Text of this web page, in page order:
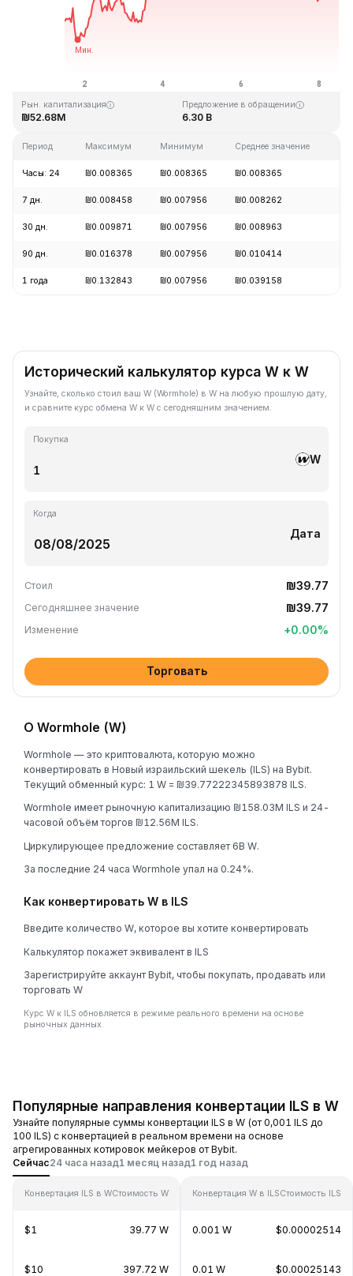
Последнее обновление: 11:15 GMT+0 2026-08-08
Рын. капитализация
₪52.68M
Предложение в обращении
6.30 B
Период Максимум Минимум Среднее значение
Часы: 24 ₪0.008365 ₪0.008365 ₪0.008365
7 дн. ₪0.008458 ₪0.007956 ₪0.008262
30 дн. ₪0.009871 ₪0.007956 ₪0.008963
90 дн. ₪0.016378 ₪0.007956 ₪0.010414
1 года ₪0.132843 ₪0.007956 ₪0.039158
Исторический калькулятор курса W к W
Узнайте, сколько стоил ваш W (Wormhole) в W на любую прошлую дату,
и сравните курс обмена W к W с сегодняшним значением.
Покупка
W
Когда
Дата
Стоил ₪39.77
Сегодняшнее значение ₪39.77
Изменение +0.00%
Торговать
О Wormhole (W)
Wormhole — это криптовалюта, которую можно
конвертировать в Новый израильский шекель (ILS) на Bybit.
Текущий обменный курс: 1 W = ₪39.77222345893878 ILS.
Wormhole имеет рыночную капитализацию ₪158.03M ILS и 24-
часовой объём торгов ₪12.56M ILS.
Циркулирующее предложение составляет 6B W.
За последние 24 часа Wormhole упал на 0.24%.
Как конвертировать W в ILS
Введите количество W, которое вы хотите конвертировать
Калькулятор покажет эквивалент в ILS
Зарегистрируйте аккаунт Bybit, чтобы покупать, продавать или
торговать W
Курс W к ILS обновляется в режиме реального времени на основе
рыночных данных.
Популярные направления конвертации ILS в W
Узнайте популярные суммы конвертации ILS в W (от 0,001 ILS до
100 ILS) с конвертацией в реальном времени на основе
агрегированных котировок мейкеров от Bybit.
Сейчас24 часа назад1 месяц назад1 год назад
Конвертация ILS в WСтоимость W
$1 39.77 W
$10 397.72 W
Конвертация W в ILSСтоимость ILS
0.001 W $0.00002514
0.01 W $0.00025143